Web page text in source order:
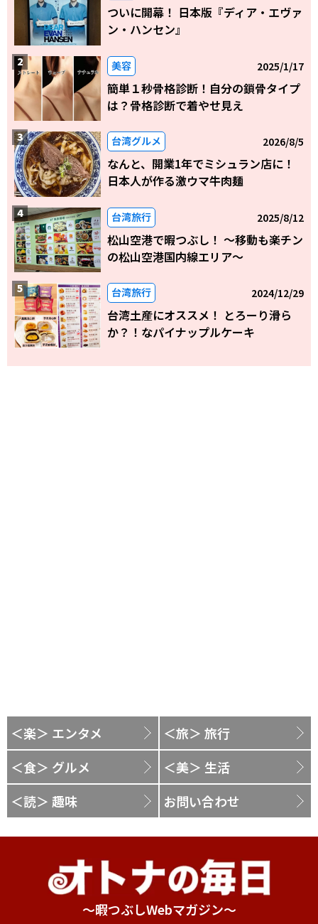
ついに開幕！ 日本版『ディア・エヴァ
ン・ハンセン』
美容 2025/1/17
簡単１秒骨格診断！自分の鎖骨タイプ
は？骨格診断で着やせ見え
台湾グルメ 2026/8/5
なんと、開業1年でミシュラン店に！
日本人が作る激ウマ牛肉麺
台湾旅行 2025/8/12
松山空港で暇つぶし！ 〜移動も楽チン
の松山空港国内線エリア～
台湾旅行 2024/12/29
台湾土産にオススメ！ とろーり滑ら
か？！なパイナップルケーキ
＜楽＞ エンタメ
＜旅＞ 旅行
＜食＞ グルメ
＜美＞ 生活
＜読＞ 趣味
お問い合わせ
～暇つぶしWebマガジン～